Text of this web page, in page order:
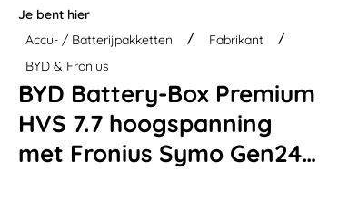
Je bent hier
Accu- / Batterijpakketten
Fabrikant
BYD & Fronius
BYD Battery-Box Premium
HVS 7.7 hoogspanning
met Fronius Symo Gen24